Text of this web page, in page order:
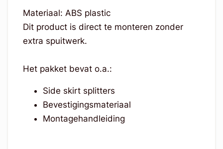
Materiaal: ABS plastic
Dit product is direct te monteren zonder
extra spuitwerk.
Het pakket bevat o.a.:
Side skirt splitters
Bevestigingsmateriaal
Montagehandleiding